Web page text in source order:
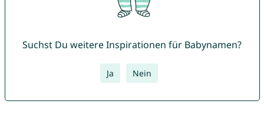
Suchst Du weitere Inspirationen für Babynamen?
Ja Nein